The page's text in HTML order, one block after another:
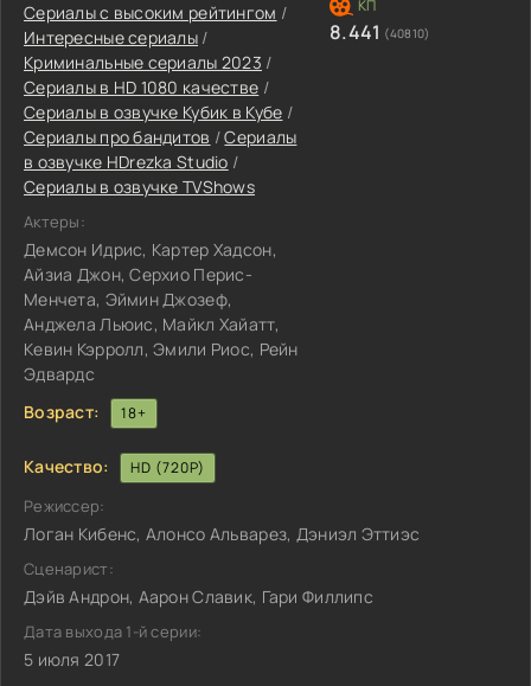
Сериалы с высоким рейтингом /
Интересные сериалы /
Криминальные сериалы 2023 /
Сериалы в HD 1080 качестве /
Сериалы в озвучке Кубик в Кубе /
Сериалы про бандитов /Сериалы
в озвучке HDrezka Studio /
Сериалы в озвучке TVShows
Актеры:
Демсон Идрис, Картер Хадсон,
Айзиа Джон, Серхио Перис-
Менчета, Эймин Джозеф,
Анджела Льюис, Майкл Хайатт,
Кевин Кэрролл, Эмили Риос, Рейн
Эдвардс
Возраст:
18+
8.441 (40810)
Качество: HD (720P)
Режиссер:
Логан Кибенс, Алонсо Альварез, Дэниэл Эттиэс
Сценарист:
Дэйв Андрон, Аарон Славик, Гари Филлипс
Дата выхода 1-й серии:
5 июля 2017